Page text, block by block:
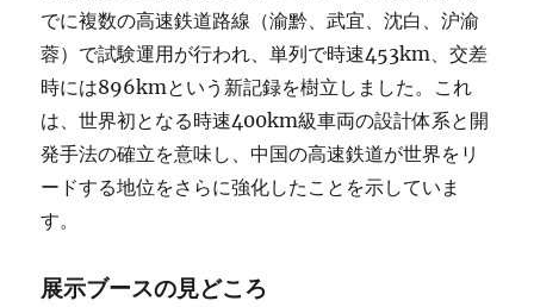
でに複数の高速鉄道路線（渝黔、武宜、沈白、沪渝
蓉）で試験運用が行われ、単列で時速453km、交差
時には896kmという新記録を樹立しました。これ
は、世界初となる時速400km級車両の設計体系と開
発手法の確立を意味し、中国の高速鉄道が世界をリ
ードする地位をさらに強化したことを示していま
す。
展示ブースの見どころ